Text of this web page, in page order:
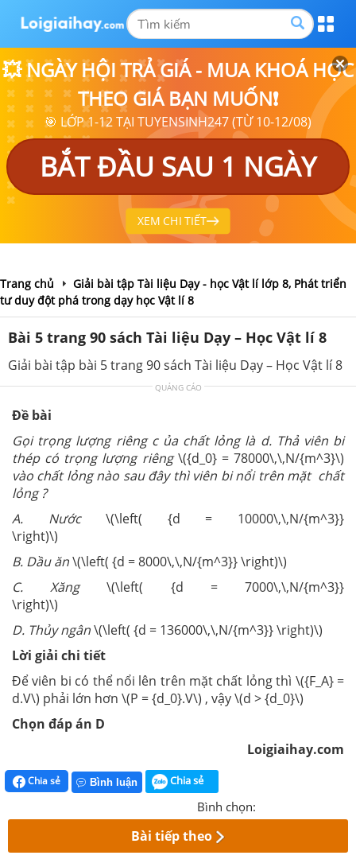
💥 NGÀY HỘI TRẢ GIÁ - MUA KHOÁ HỌC
THEO GIÁ BẠN MUỐN❗
🎯 LỚP 1-12 TẠI TUYENSINH247 (TỪ 10-12/08)
BẮT ĐẦU SAU 1 NGÀY
XEM CHI TIẾT
Trang chủ
Giải bài tập Tài liệu Dạy - học Vật lí lớp 8, Phát triển
tư duy đột phá trong dạy học Vật lí 8
Bài 5 trang 90 sách Tài liệu Dạy – Học Vật lí 8
Giải bài tập bài 5 trang 90 sách Tài liệu Dạy – Học Vật lí 8
QUẢNG CÁO
Đề bài
Gọi trọng lượng riêng c ủa chất lỏng là d. Thả viên bi
thép có trọng lượng riêng\({d_0} = 78000\,\,N/{m^3}\)
vào chất lỏng nào sau đây thì viên bi nổi trên mặt chất
lỏng ?
A. Nước\(\left( {d = 10000\,\,N/{m^3}}
\right)\)
B. Dầu ăn\(\left( {d = 8000\,\,N/{m^3}} \right)\)
C. Xăng\(\left( {d = 7000\,\,N/{m^3}}
\right)\)
D. Thủy ngân\(\left( {d = 136000\,\,N/{m^3}} \right)\)
Lời giải chi tiết
Để viên bi có thể nổi lên trên mặt chất lỏng thì \({F_A} =
d.V\) phải lớn hơn \(P = {d_0}.V\) , vậy \(d > {d_0}\)
Chọn đáp án D
Loigiaihay.com
Chia sẻ Bình luận Chia sẻ
Bình chọn:
Bài tiếp theo